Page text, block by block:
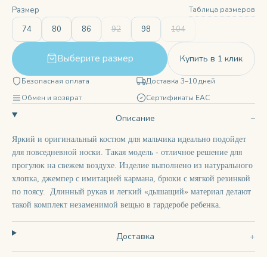
Размер Таблица размеров
74 80 86 92 98 104
Выберите размер Купить в 1 клик
Безопасная оплата
Доставка 3–10 дней
Обмен и возврат
Сертификаты ЕАС
Описание
Яркий и оригинальный костюм для мальчика идеально подойдет
для повседневной носки. Такая модель - отличное решение для
прогулок на свежем воздухе. Изделие выполнено из натурального
хлопка, джемпер с имитацией кармана, брюки с мягкой резинкой
по поясу. Длинный рукав и легкий «дышащий» материал делают
такой комплект незаменимой вещью в гардеробе ребенка.
Доставка